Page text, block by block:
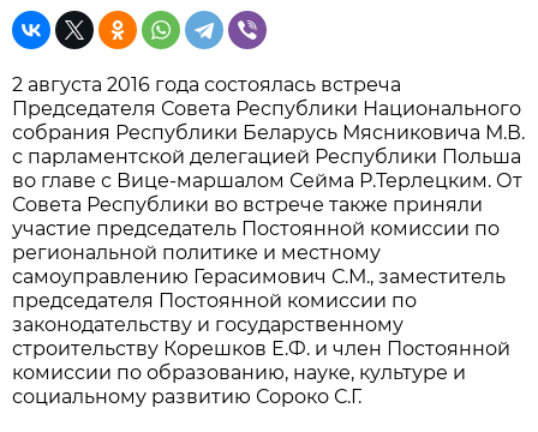
2 августа 2016 года состоялась встреча
Председателя Совета Республики Национального
собрания Республики Беларусь Мясниковича М.В.
с парламентской делегацией Республики Польша
во главе с Вице-маршалом Сейма Р.Терлецким. От
Совета Республики во встрече также приняли
участие председатель Постоянной комиссии по
региональной политике и местному
самоуправлению Герасимович С.М., заместитель
председателя Постоянной комиссии по
законодательству и государственному
строительству Корешков Е.Ф. и член Постоянной
комиссии по образованию, науке, культуре и
социальному развитию Сороко С.Г.